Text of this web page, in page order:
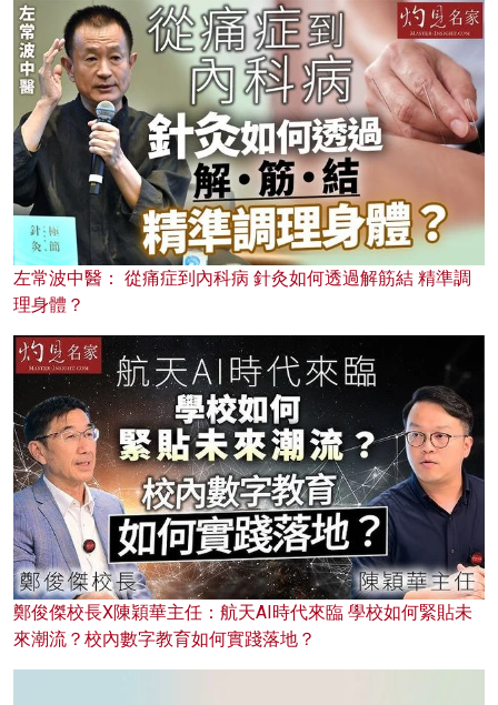
左常波中醫： 從痛症到內科病 針灸如何透過解筋結 精準調
理身體？
鄭俊傑校長X陳穎華主任：航天AI時代來臨 學校如何緊貼未
來潮流？校內數字教育如何實踐落地？